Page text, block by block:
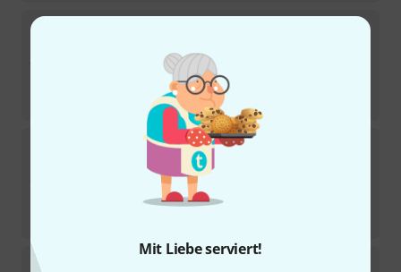
Mit Liebe serviert!
Sofort lieferbar
UVP:319,90 €
HotoneMP-80 Ampero One
107
Sofort lieferbar
€